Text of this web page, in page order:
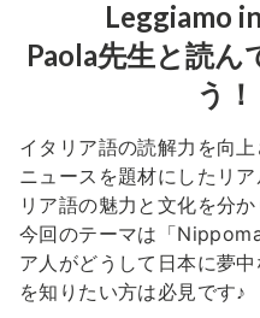
Leggiamo
Paola先生と読ん
う
イタリア語の読解力を向上
ニュースを題材にしたリ
リア語の魅力と文化を分か
今回のテーマは「
ア人がどうして日本に夢中
を知りたい方は必見です♪